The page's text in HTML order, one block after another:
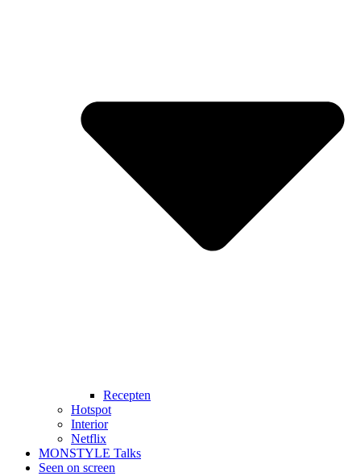
Recepten
Hotspot
Interior
Netflix
MONSTYLE Talks
Seen on screen